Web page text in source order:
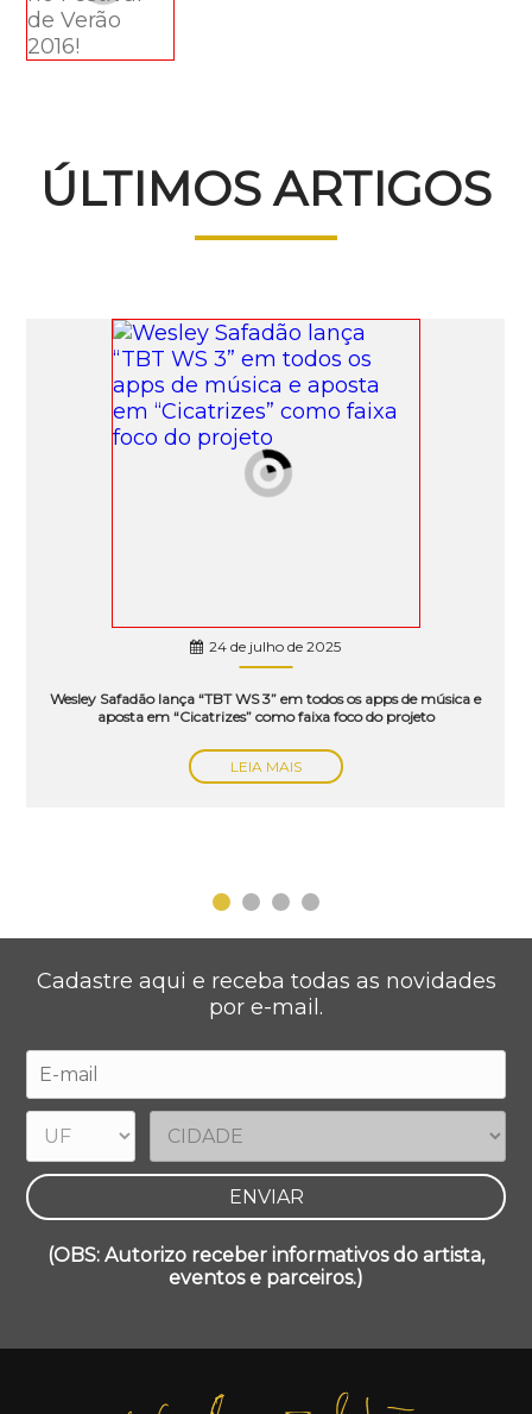
ÚLTIMOS ARTIGOS
24 de julho de 2025
Wesley Safadão lança “TBT WS 3” em todos os apps de música e
aposta em “Cicatrizes” como faixa foco do projeto
LEIA MAIS
Cadastre aqui e receba todas as novidades
por e-mail.
(OBS: Autorizo receber informativos do artista,
eventos e parceiros.)